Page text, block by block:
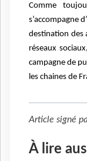
Comme
s’accompagne
destination des
réseaux
campagne de
les chaines de
Article signé
À lire